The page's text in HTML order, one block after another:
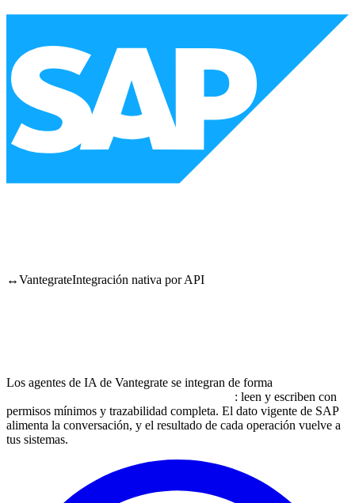
↔VantegrateIntegración nativa por API
Los agentes de IA de Vantegrate se integran de forma
: leen y escriben con
permisos mínimos y trazabilidad completa. El dato vigente de SAP
alimenta la conversación, y el resultado de cada operación vuelve a
tus sistemas.